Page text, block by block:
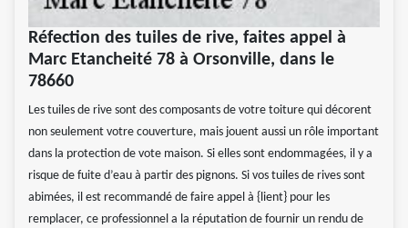
Réfection des tuiles de rive, faites appel à
Marc Etancheité 78 à Orsonville, dans le
78660
Les tuiles de rive sont des composants de votre toiture qui décorent
non seulement votre couverture, mais jouent aussi un rôle important
dans la protection de vote maison. Si elles sont endommagées, il y a
risque de fuite d’eau à partir des pignons. Si vos tuiles de rives sont
abimées, il est recommandé de faire appel à {lient} pour les
remplacer, ce professionnel a la réputation de fournir un rendu de